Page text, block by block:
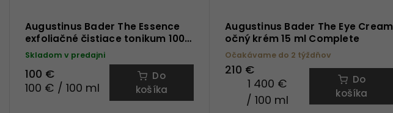
Augustinus Bader The Essence
exfoliačné čistiace tonikum 100
ml
Skladom v predajni
100 €
100 € / 100 ml
Do
košíka
Augustinus Bader The Eye Cream
očný krém 15 ml Complete
Očakávame do 2 týždňov
210 €
1 400 €
/ 100 ml
Do
košíka